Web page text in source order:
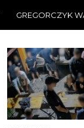
GREGORCZYK